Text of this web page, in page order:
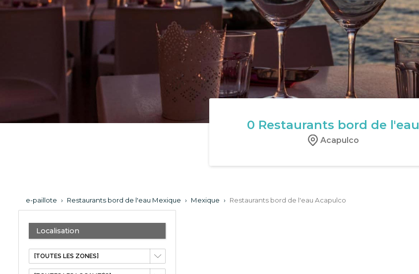
0 Restaurants bord de l'eau
Acapulco
e-paillote › Restaurants bord de l'eau Mexique › Mexique › Restaurants bord de l'eau Acapulco
Localisation